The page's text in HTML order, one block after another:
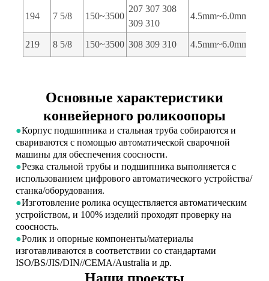
194 7 5/8 150~3500
207 307 308
309 310
4.5mm~6.0mm
219 8 5/8 150~3500 308 309 310 4.5mm~6.0mm
Основные характеристики
конвейерного роликоопоры
●Корпус подшипника и стальная труба собираются и
свариваются с помощью автоматической сварочной
машины для обеспечения соосности.
●Резка стальной трубы и подшипника выполняется с
использованием цифрового автоматического устройства/
станка/оборудования.
●Изготовление ролика осуществляется автоматическим
устройством, и 100% изделий проходят проверку на
соосность.
●Ролик и опорные компоненты/материалы
изготавливаются в соответствии со стандартами
ISO/BS/JIS/DIN//CEMA/Australia и др.